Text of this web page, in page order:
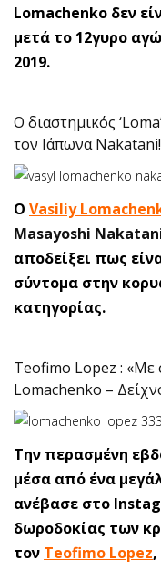
Lomachenko δεν
μετά το 12γυρο
2019.
O διαστημικός
τον Ιάπωνα
Ο Vasiliy
Masayoshi
αποδείξει πως
σύντομα στην
κατηγορίας.
Teofimo Lopez : «Με
Lomachenko –
Την περασμένη
μέσα από ένα
ανέβασε στο
δωροδοκίας των
τον Teofimo Lopez